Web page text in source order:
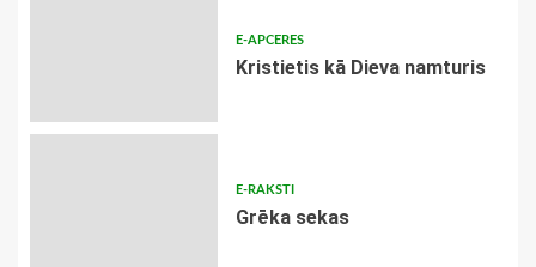
E-APCERES
Kristietis kā Dieva namturis
E-RAKSTI
Grēka sekas